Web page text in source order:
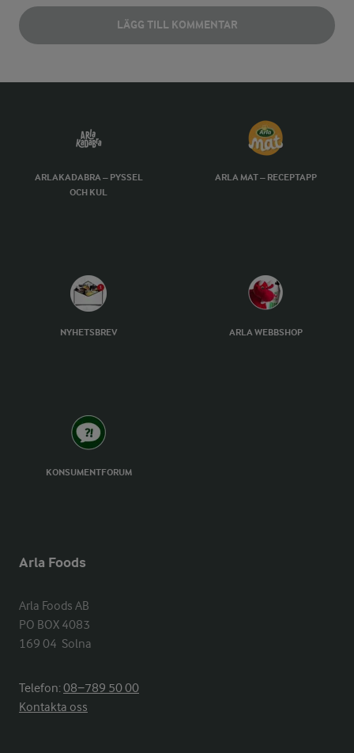
LÄGG TILL KOMMENTAR
ARLAKADABRA – PYSSEL
OCH KUL
ARLA MAT – RECEPTAPP
NYHETSBREV ARLA WEBBSHOP
KONSUMENTFORUM
Arla Foods
Arla Foods AB
PO BOX 4083
169 04  Solna
Telefon:08−789 50 00
Kontakta oss